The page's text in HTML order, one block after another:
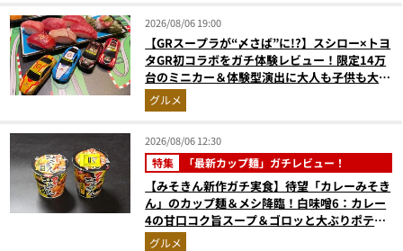
2026/08/06 19:00
【GRスープラが“〆さば”に!?】スシロー×トヨ
タGR初コラボをガチ体験レビュー！限定14万
台のミニカー＆体験型演出に大人も子供も大興
奮間違いなし
グルメ
2026/08/06 12:30
特集 「最新カップ麺」ガチレビュー！
【みそきん新作ガチ実食】待望「カレーみそき
ん」のカップ麺＆メシ降臨！白味噌6：カレー
4の甘口コク旨スープ＆ゴロッと大ぶりポテト
に歓喜
グルメ